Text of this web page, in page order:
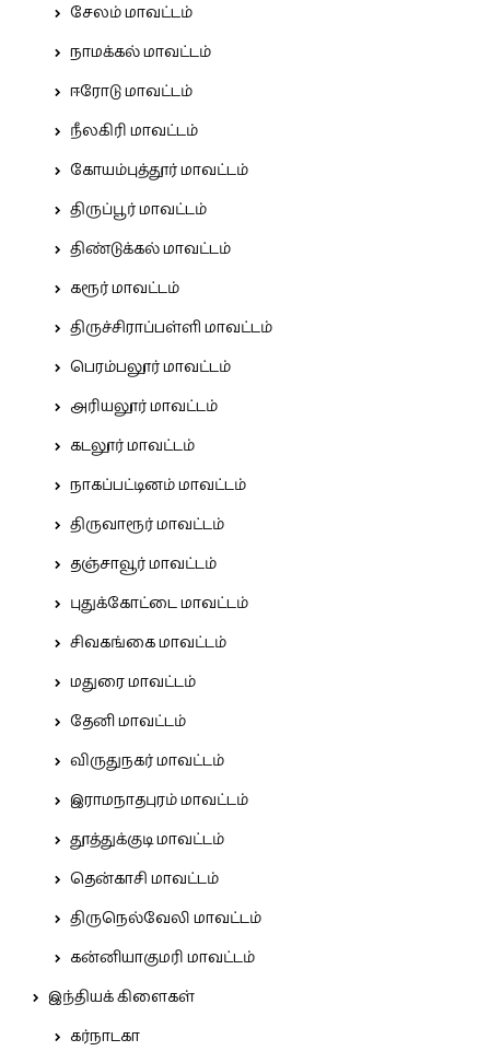
சேலம் மாவட்டம்
நாமக்கல் மாவட்டம்
ஈரோடு மாவட்டம்
நீலகிரி மாவட்டம்
கோயம்புத்தூர் மாவட்டம்
திருப்பூர் மாவட்டம்
திண்டுக்கல் மாவட்டம்
கரூர் மாவட்டம்
திருச்சிராப்பள்ளி மாவட்டம்
பெரம்பலூர் மாவட்டம்
அரியலூர் மாவட்டம்
கடலூர் மாவட்டம்
நாகப்பட்டினம் மாவட்டம்
திருவாரூர் மாவட்டம்
தஞ்சாவூர் மாவட்டம்
புதுக்கோட்டை மாவட்டம்
சிவகங்கை மாவட்டம்
மதுரை மாவட்டம்
தேனி மாவட்டம்
விருதுநகர் மாவட்டம்
இராமநாதபுரம் மாவட்டம்
தூத்துக்குடி மாவட்டம்
தென்காசி மாவட்டம்
திருநெல்வேலி மாவட்டம்
கன்னியாகுமரி மாவட்டம்
இந்தியக் கிளைகள்
கர்நாடகா